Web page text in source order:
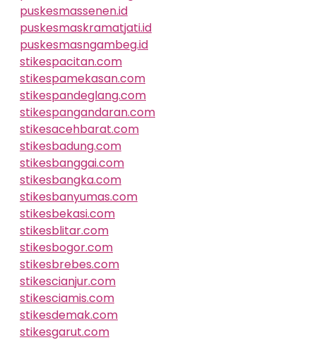
puskesmassenen.id
puskesmaskramatjati.id
puskesmasngambeg.id
stikespacitan.com
stikespamekasan.com
stikespandeglang.com
stikespangandaran.com
stikesacehbarat.com
stikesbadung.com
stikesbanggai.com
stikesbangka.com
stikesbanyumas.com
stikesbekasi.com
stikesblitar.com
stikesbogor.com
stikesbrebes.com
stikescianjur.com
stikesciamis.com
stikesdemak.com
stikesgarut.com